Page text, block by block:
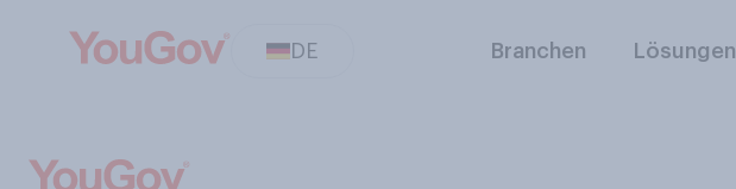
DE Branchen Lösungen